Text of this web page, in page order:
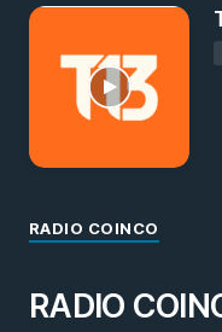
RADIO COINCO
RADIO